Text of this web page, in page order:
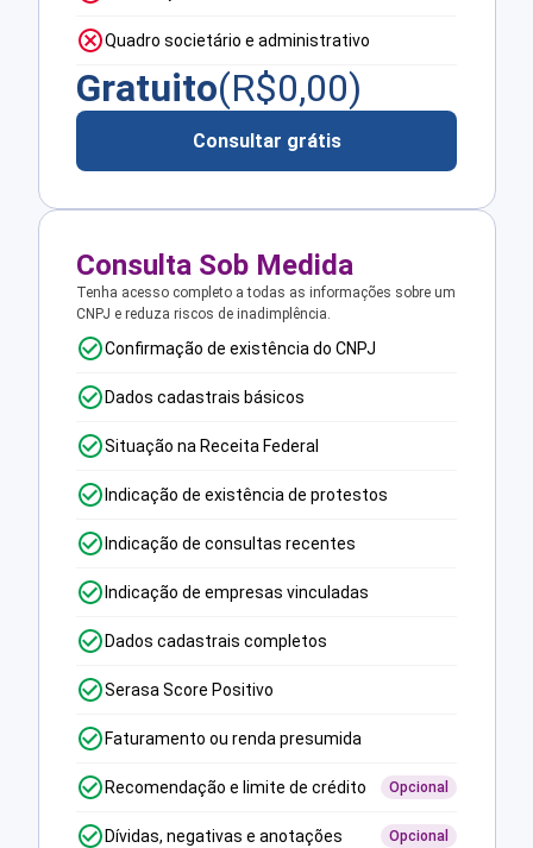
Quadro societário e administrativo
Gratuito(R$0,00)
Consultar grátis
Consulta Sob Medida
Tenha acesso completo a todas as informações sobre um
CNPJ e reduza riscos de inadimplência.
Confirmação de existência do CNPJ
Dados cadastrais básicos
Situação na Receita Federal
Indicação de existência de protestos
Indicação de consultas recentes
Indicação de empresas vinculadas
Dados cadastrais completos
Serasa Score Positivo
Faturamento ou renda presumida
Recomendação e limite de crédito Opcional
Dívidas, negativas e anotações Opcional